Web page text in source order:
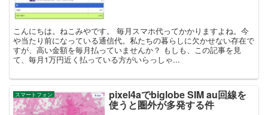
こんにちは。ねこみやです。 毎月スマホ代ってかかりますよね。今
や当たり前になっている通信代。私たちの暮らしに欠かせない存在で
すが、高い金額を毎月払っていませんか？ もしも、この記事を見
て、毎月1万円近く払っている方がいらっしゃ...
スマートフォン pixel4aでbiglobe SIM au回線を
使うと圏外が多発する件